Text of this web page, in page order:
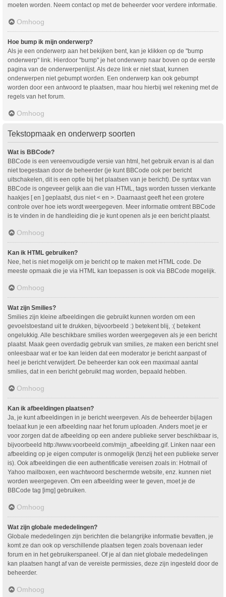
moeten worden. Neem contact op met de beheerder voor verdere informatie.
Omhoog
Hoe bump ik mijn onderwerp?
Als je een onderwerp aan het bekijken bent, kan je klikken op de "bump
onderwerp" link. Hierdoor "bump" je het onderwerp naar boven op de eerste
pagina van de onderwerpenlijst. Als deze link er niet staat, kunnen
onderwerpen niet gebumpt worden. Een onderwerp kan ook gebumpt
worden door een antwoord te plaatsen, maar hou hierbij wel rekening met de
regels van het forum.
Omhoog
Tekstopmaak en onderwerp soorten
Wat is BBCode?
BBCode is een vereenvoudigde versie van html, het gebruik ervan is al dan
niet toegestaan door de beheerder (je kunt BBCode ook per bericht
uitschakelen, dit is een optie bij het plaatsen van je bericht). De syntax van
BBCode is ongeveer gelijk aan die van HTML, tags worden tussen vierkante
haakjes [ en ] geplaatst, dus niet < en >. Daarnaast geeft het een grotere
controle over hoe iets wordt weergegeven. Meer informatie omtrent BBCode
is te vinden in de handleiding die je kunt openen als je een bericht plaatst.
Omhoog
Kan ik HTML gebruiken?
Nee, het is niet mogelijk om je bericht op te maken met HTML code. De
meeste opmaak die je via HTML kan toepassen is ook via BBCode mogelijk.
Omhoog
Wat zijn Smilies?
Smilies zijn kleine afbeeldingen die gebruikt kunnen worden om een
gevoelstoestand uit te drukken, bijvoorbeeld :) betekent blij, :( betekent
ongelukkig. Alle beschikbare smilies worden weergegeven als je een bericht
plaatst. Maak geen overdadig gebruik van smilies, ze maken een bericht snel
onleesbaar wat er toe kan leiden dat een moderator je bericht aanpast of
heel je bericht verwijdert. De beheerder kan ook een maximaal aantal
smilies, dat in een bericht gebruikt mag worden, bepaald hebben.
Omhoog
Kan ik afbeeldingen plaatsen?
Ja, je kunt afbeeldingen in je bericht weergeven. Als de beheerder bijlagen
toelaat kun je een afbeelding naar het forum uploaden. Anders moet je er
voor zorgen dat de afbeelding op een andere publieke server beschikbaar is,
bijvoorbeeld http://www.voorbeeld.com/mijn_afbeelding.gif. Linken naar een
afbeelding op je eigen computer is onmogelijk (tenzij het een publieke server
is). Ook afbeeldingen die een authentificatie vereisen zoals in: Hotmail of
Yahoo mailboxen, een wachtwoord beschermde website, enz. kunnen niet
worden weergegeven. Om een afbeelding weer te geven, moet je de
BBCode tag [img] gebruiken.
Omhoog
Wat zijn globale mededelingen?
Globale mededelingen zijn berichten die belangrijke informatie bevatten, je
komt ze dan ook op verschillende plaatsen tegen zoals bovenaan ieder
forum en in het gebruikerspaneel. Of je al dan niet globale mededelingen
kan plaatsen hangt af van de vereiste permissies, deze zijn ingesteld door de
beheerder.
Omhoog